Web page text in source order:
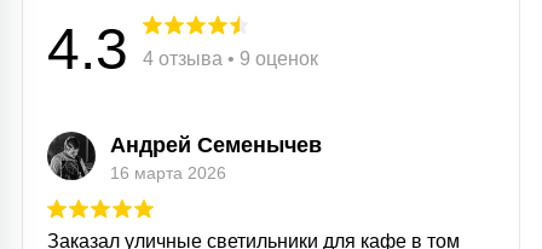
4.3 4 отзыва • 9 оценок
Андрей Семенычев
16 марта 2026
Заказал уличные светильники для кафе в том